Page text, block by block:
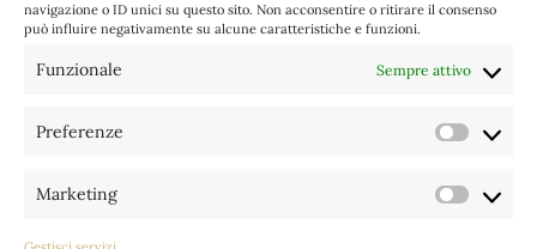
navigazione o ID unici su questo sito. Non acconsentire o ritirare il consenso
può influire negativamente su alcune caratteristiche e funzioni.
Funzionale Sempre attivo
Preferenze
Marketing
Gita a Maria Luggau
19 Maggio 2026
4 Aprile 2026
Categorie